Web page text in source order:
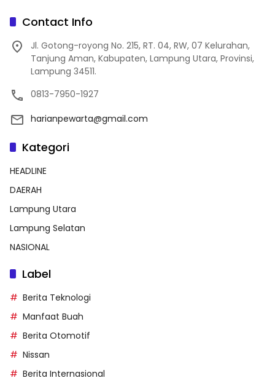
Contact Info
Jl. Gotong-royong No. 215, RT. 04, RW, 07 Kelurahan,
Tanjung Aman, Kabupaten, Lampung Utara, Provinsi,
Lampung 34511.
0813-7950-1927
harianpewarta@gmail.com
Kategori
HEADLINE
DAERAH
Lampung Utara
Lampung Selatan
NASIONAL
Label
Berita Teknologi
Manfaat Buah
Berita Otomotif
Nissan
Berita Internasional